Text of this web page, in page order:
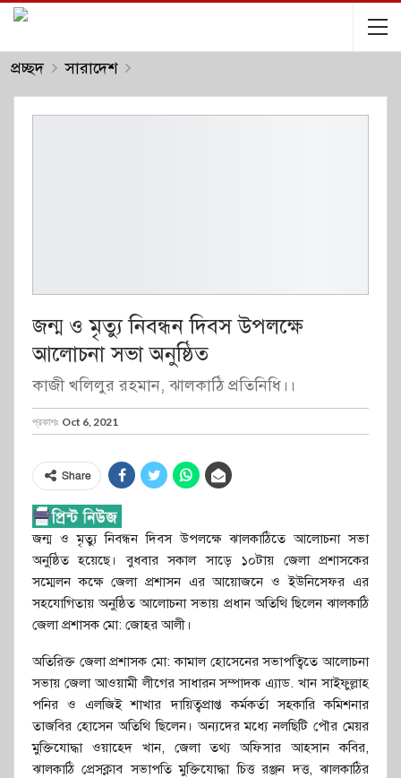
প্রচ্ছদ সারাদেশ
জন্ম ও মৃত্যু নিবন্ধন দিবস উপলক্ষে
আলোচনা সভা অনুষ্ঠিত
কাজী খলিলুর রহমান, ঝালকাঠি প্রতিনিধি।।
প্রকাশঃ Oct 6, 2021
Share
জন্ম ও মৃত্যু নিবন্ধন দিবস উপলক্ষে ঝালকাঠিতে আলোচনা সভা
অনুষ্ঠিত হয়েছে। বুধবার সকাল সাড়ে ১০টায় জেলা প্রশাসকের
সম্মেলন কক্ষে জেলা প্রশাসন এর আয়োজনে ও ইউনিসেফর এর
সহযোগিতায় অনুষ্ঠিত আলোচনা সভায় প্রধান অতিথি ছিলেন ঝালকাঠি
জেলা প্রশাসক মো: জোহর আলী।
অতিরিক্ত জেলা প্রশাসক মো: কামাল হোসেনের সভাপত্বিতে আলোচনা
সভায় জেলা আওয়ামী লীগের সাধারন সম্পাদক এ্যাড. খান সাইফুল্লাহ
পনির ও এলজিই শাখার দায়িত্বপ্রাপ্ত কর্মকর্তা সহকারি কমিশনার
তাজবির হোসেন অতিথি ছিলেন। অন্যদের মধ্যে নলছিটি পৌর মেয়র
মুক্তিযোদ্ধা ওয়াহেদ খান, জেলা তথ্য অফিসার আহসান কবির,
ঝালকাঠি প্রেসক্লাব সভাপতি মুক্তিযোদ্ধা চিত্ত রঞ্জন দত্ত, ঝালকাঠির